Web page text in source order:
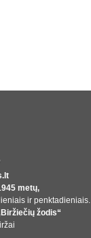
metų,
ir penktadieniais.
žodis“